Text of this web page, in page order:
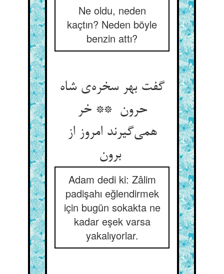
Ne oldu, neden
kaçtın? Neden böyle
benzin attı?
گفت بهر سخره‌ی شاه
حرون ** خر
همی‌گیرند امروز از
برون
Adam dedi ki: Zâlim
padişahı eğlendirmek
için bugün sokakta ne
kadar eşek varsa
yakalıyorlar.